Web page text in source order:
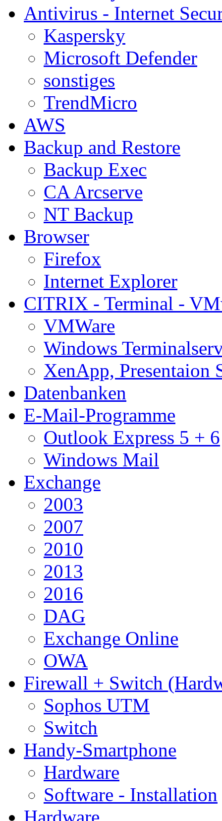
Antivirus - Internet
Kaspersky
Microsoft Defender
sonstiges
TrendMicro
AWS
Backup and Restore
Backup Exec
CA Arcserve
NT Backup
Browser
Firefox
Internet Explorer
CITRIX - Terminal -
VMWare
Windows
XenApp, Presentaion
Datenbanken
E-Mail-Programme
Outlook Express 5 + 6
Windows Mail
Exchange
2003
2007
2010
2013
2016
DAG
Exchange Online
OWA
Firewall + Switch
Sophos UTM
Switch
Handy-Smartphone
Hardware
Software - Installation